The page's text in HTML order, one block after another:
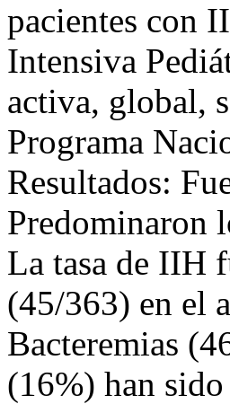
pacientes con
Intensiva
activa, global,
Programa
Resultados:
Predominaron
La tasa de IIH
(45/363) en el
Bacteremias
(16%) han